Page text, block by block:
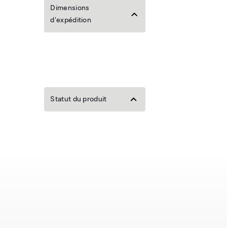
Dimensions
d'expédition
Statut du produit